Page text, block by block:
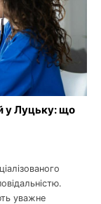
у Луцьку: що
уважне